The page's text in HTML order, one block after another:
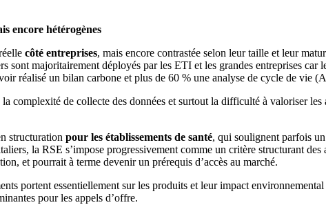
encore hétérogènes
côté entreprises, mais encore contrastée selon leur taille et leur
sont majoritairement déployés par les ETI et les grandes entreprises
réalisé un bilan carbone et plus de 60 % une analyse de cycle de vie
complexité de collecte des données et surtout la difficulté à valoriser
structuration pour les établissements de santé, qui soulignent parfois
la RSE s’impose progressivement comme un critère structurant
et pourrait à terme devenir un prérequis d’accès au marché.
portent essentiellement sur les produits et leur impact
pour les appels d’offre.